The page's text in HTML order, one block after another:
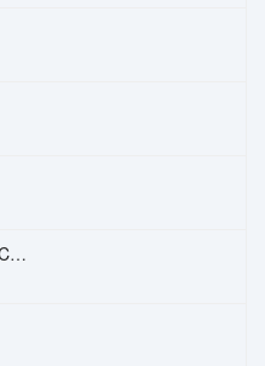
Mindenki Táncol – Majka Curtis, Péter Majoros